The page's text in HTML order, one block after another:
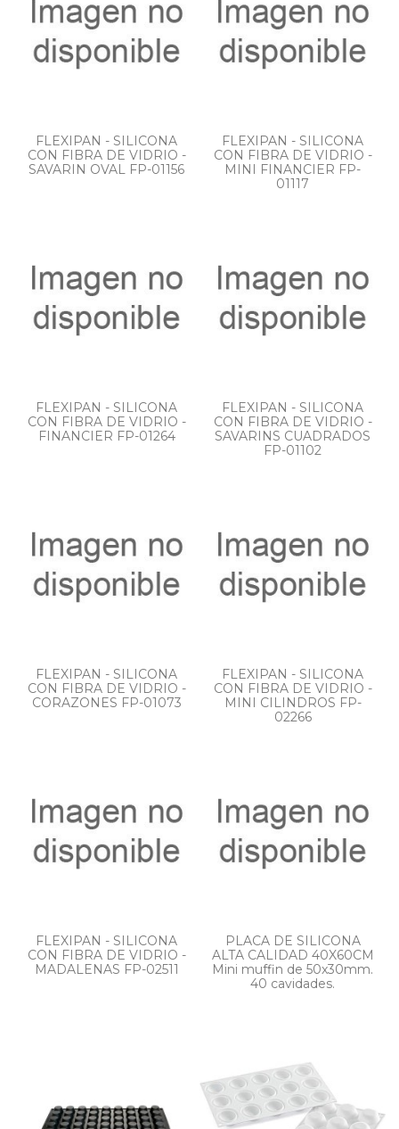
FLEXIPAN - SILICONA
CON FIBRA DE VIDRIO -
SAVARIN OVAL FP-01156
FLEXIPAN - SILICONA
CON FIBRA DE VIDRIO -
MINI FINANCIER FP-
01117
FLEXIPAN - SILICONA
CON FIBRA DE VIDRIO -
FINANCIER FP-01264
FLEXIPAN - SILICONA
CON FIBRA DE VIDRIO -
SAVARINS CUADRADOS
FP-01102
FLEXIPAN - SILICONA
CON FIBRA DE VIDRIO -
CORAZONES FP-01073
FLEXIPAN - SILICONA
CON FIBRA DE VIDRIO -
MINI CILINDROS FP-
02266
FLEXIPAN - SILICONA
CON FIBRA DE VIDRIO -
MADALENAS FP-02511
PLACA DE SILICONA
ALTA CALIDAD 40X60CM
Mini muffin de 50x30mm.
40 cavidades.